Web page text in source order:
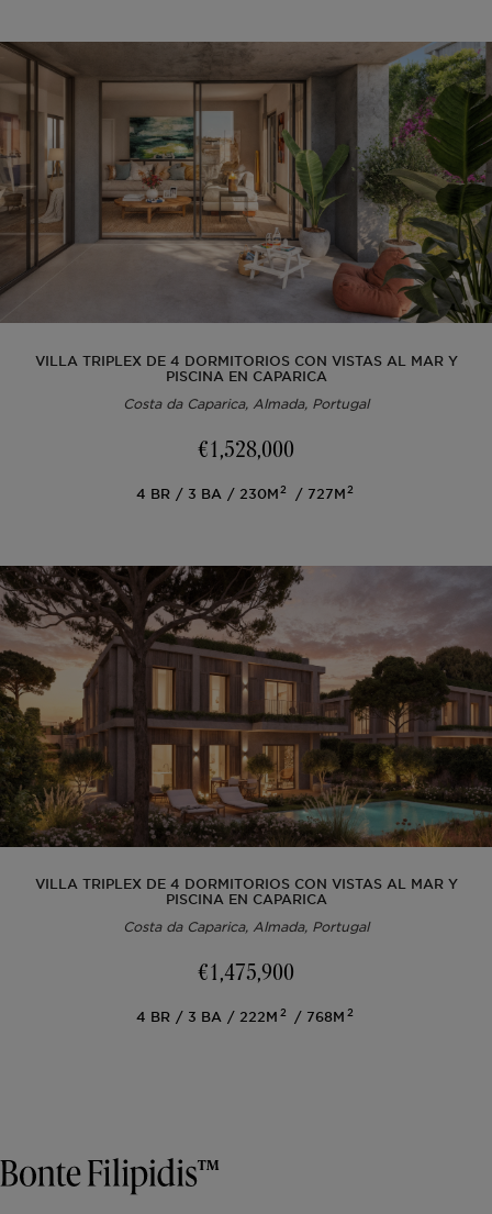
VILLA TRIPLEX DE 4 DORMITORIOS CON VISTAS AL MAR Y
PISCINA EN CAPARICA
Costa da Caparica, Almada, Portugal
€1,528,000
4 BR 3 BA 230M2 727M2
VILLA TRIPLEX DE 4 DORMITORIOS CON VISTAS AL MAR Y
PISCINA EN CAPARICA
Costa da Caparica, Almada, Portugal
€1,475,900
4 BR 3 BA 222M2 768M2